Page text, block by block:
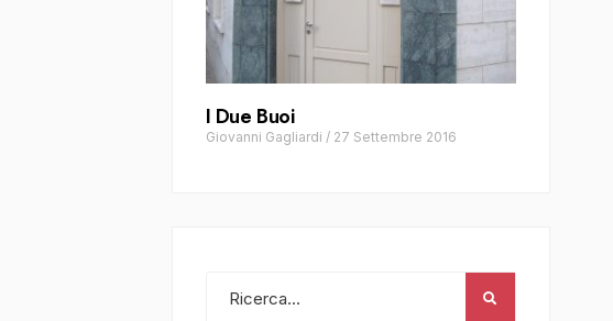
I Due Buoi
Giovanni Gagliardi / 27 Settembre 2016